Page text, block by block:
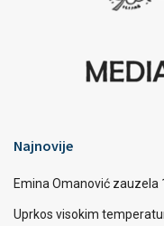
Najnovije
Emina Omanović zauzela
Uprkos visokim